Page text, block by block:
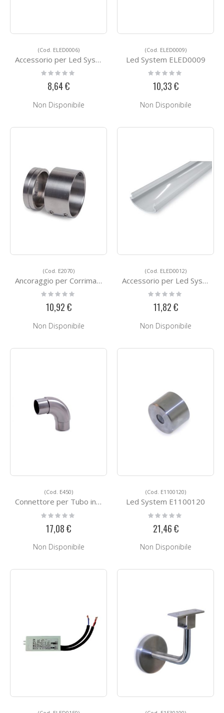
(Cod. ELED0006)
Accessorio per Led System ELED0006
Rating:
8,64 €
Non Disponibile
(Cod. ELED0009)
Led System ELED0009
Rating:
10,33 €
Non Disponibile
(Cod. E2070)
Ancoraggio per Corrimano in Acciaio E2070
Rating:
10,92 €
Non Disponibile
(Cod. ELED0012)
Accessorio per Led System ELED0012
Rating:
11,82 €
Non Disponibile
(Cod. E450)
Connettore per Tubo in Acciaio E450
Rating:
0%
17,08 €
Non Disponibile
(Cod. E1100120)
Led System E1100120
Rating:
0%
21,46 €
Non Disponibile